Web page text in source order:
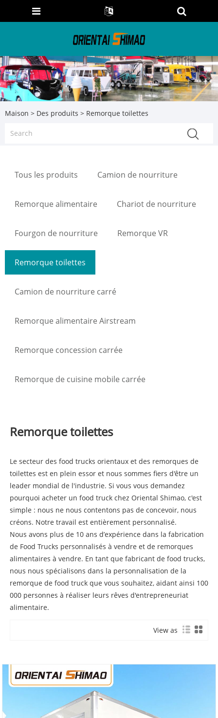
Maison > Des produits > Remorque toilettes
Tous les produits Camion de nourriture
Remorque alimentaire Chariot de nourriture
Fourgon de nourriture Remorque VR
Remorque toilettes
Camion de nourriture carré
Remorque alimentaire Airstream
Remorque concession carrée
Remorque de cuisine mobile carrée
Remorque toilettes
Le secteur des food trucks orientaux et des remorques de
toilettes est en plein essor et nous sommes fiers d'être un
leader mondial de l'industrie. Si vous vous demandez
pourquoi acheter un food truck chez Oriental Shimao, c'est
simple : nous ne nous contentons pas de concevoir, nous
créons. Notre travail est entièrement personnalisé.
Nous avons plus de 10 ans d’expérience dans la fabrication
de Food Trucks personnalisés à vendre et de remorques
alimentaires à vendre. En tant que fabricant de food trucks,
nous nous spécialisons dans la personnalisation de la
remorque de food truck que vous souhaitez, aidant ainsi 100
000 personnes à réaliser leurs rêves d'entrepreneuriat
alimentaire.
View as